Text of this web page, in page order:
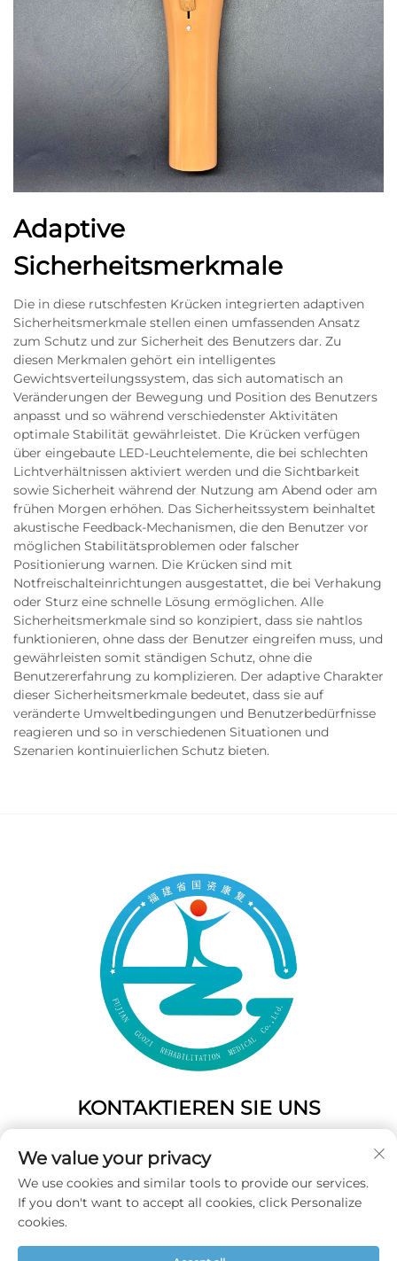
Adaptive
Sicherheitsmerkmale
Die in diese rutschfesten Krücken integrierten adaptiven
Sicherheitsmerkmale stellen einen umfassenden Ansatz
zum Schutz und zur Sicherheit des Benutzers dar. Zu
diesen Merkmalen gehört ein intelligentes
Gewichtsverteilungssystem, das sich automatisch an
Veränderungen der Bewegung und Position des Benutzers
anpasst und so während verschiedenster Aktivitäten
optimale Stabilität gewährleistet. Die Krücken verfügen
über eingebaute LED-Leuchtelemente, die bei schlechten
Lichtverhältnissen aktiviert werden und die Sichtbarkeit
sowie Sicherheit während der Nutzung am Abend oder am
frühen Morgen erhöhen. Das Sicherheitssystem beinhaltet
akustische Feedback-Mechanismen, die den Benutzer vor
möglichen Stabilitätsproblemen oder falscher
Positionierung warnen. Die Krücken sind mit
Notfreischalteinrichtungen ausgestattet, die bei Verhakung
oder Sturz eine schnelle Lösung ermöglichen. Alle
Sicherheitsmerkmale sind so konzipiert, dass sie nahtlos
funktionieren, ohne dass der Benutzer eingreifen muss, und
gewährleisten somit ständigen Schutz, ohne die
Benutzererfahrung zu komplizieren. Der adaptive Charakter
dieser Sicherheitsmerkmale bedeutet, dass sie auf
veränderte Umweltbedingungen und Benutzerbedürfnisse
reagieren und so in verschiedenen Situationen und
Szenarien kontinuierlichen Schutz bieten.
KONTAKTIEREN SIE UNS
China
Tel.:+86-19859128239
E-Mail:
We value your privacy
We use cookies and similar tools to provide our services.
If you don't want to accept all cookies, click Personalize
cookies.